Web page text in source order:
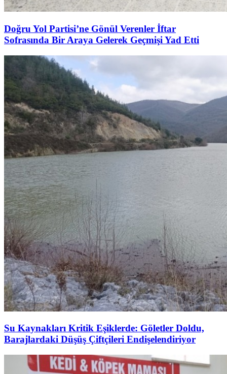
Doğru Yol Partisi’ne Gönül Verenler İftar
Sofrasında Bir Araya Gelerek Geçmişi Yad Etti
Su Kaynakları Kritik Eşiklerde: Göletler Doldu,
Barajlardaki Düşüş Çiftçileri Endişelendiriyor